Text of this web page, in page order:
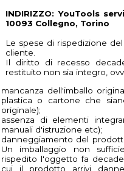
INDIRIZZO: YouTools
10093 Collegno, Torino
Le spese di rispedizione
cliente.
Il diritto di recesso
restituito non sia integro,
mancanza dell'imballo
plastica o cartone che
originale);
assenza di elementi
manuali d'istruzione etc);
danneggiamento del
Un imballaggio non
rispedito l'oggetto fa
cui il prodotto arrivi